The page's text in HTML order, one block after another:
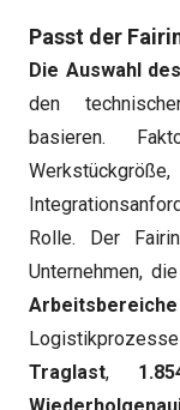
Passt der
Die Auswahl
den
basieren.
Rolle. Der
Unternehmen, die
Arbeitsbereiche
Traglast,